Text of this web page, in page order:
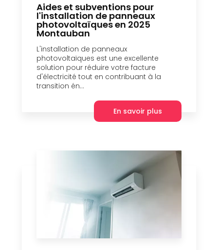
Aides et subventions pour
l'installation de panneaux
photovoltaïques en 2025
Montauban
L'installation de panneaux
photovoltaïques est une excellente
solution pour réduire votre facture
d'électricité tout en contribuant à la
transition én...
En savoir plus